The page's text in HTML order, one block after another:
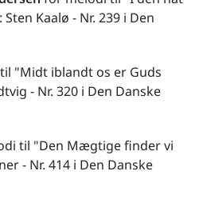
Kaalø - Nr. 239 i Den
"Midt iblandt os er Guds
- Nr. 320 i Den Danske
til "Den Mægtige finder vi
- Nr. 414 i Den Danske